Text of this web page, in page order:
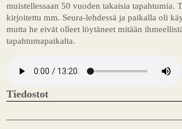
muistellessaan 50 vuoden takaisia tapahtumia.
kirjoitettu mm. Seura-lehdessä ja paikalla oli
mutta he eivät olleet löytäneet mitään
tapahtumapaikalta.
Tiedostot